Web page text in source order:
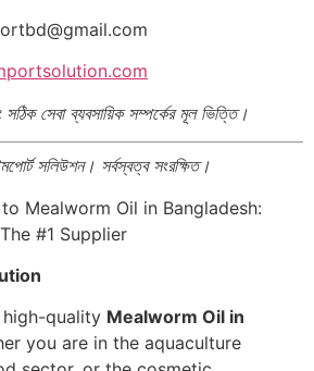
সেবা ব্যবসায়িক সম্পর্কের মূল ভিত্তি।
সলিউশন। সর্বস্বত্ব সংরক্ষিত।
Mealworm Oil in Bangladesh:
#1 Supplier
quality Mealworm Oil in
you are in the aquaculture